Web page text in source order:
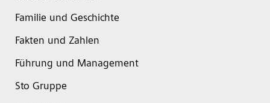
Familie und Geschichte
Fakten und Zahlen
Führung und Management
Sto Gruppe